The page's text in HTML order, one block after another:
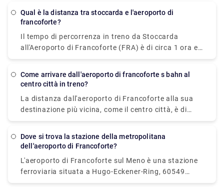
Qual è la distanza tra stoccarda e l'aeroporto di
francoforte?
Il tempo di percorrenza in treno da Stoccarda
all'Aeroporto di Francoforte (FRA) è di circa 1 ora e
prevede un viaggio di circa 180 km.
Come arrivare dall'aeroporto di francoforte s bahn al
centro città in treno?
La distanza dall'aeroporto di Francoforte alla sua
destinazione più vicina, come il centro città, è di
circa 15 km e la durata è di circa 15 minuti in treno.
S-Bahn S9, che passano ogni 10-15 minuti
adulti e 3€ per i bambini. Puoi prendere il treno al
Terminal 1 dell'aeroporto di Francoforte, individuare
Dove si trova la stazione della metropolitana
dell'aeroporto di Francoforte?
L'aeroporto di Francoforte sul Meno è una stazione
ferroviaria situata a Hugo-Eckener-Ring, 60549
Francoforte sul Meno, in Germania. Qui, i treni a